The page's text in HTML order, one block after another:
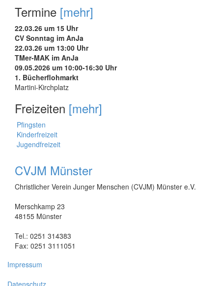
Termine [mehr]
22.03.26 um 15 Uhr
CV Sonntag im AnJa
22.03.26 um 13:00 Uhr
TMer-MAK im AnJa
09.05.2026 um 10:00-16:30 Uhr
1. Bücherflohmarkt
Martini-Kirchplatz
Freizeiten [mehr]
Pfingsten
Kinderfreizeit
Jugendfreizeit
CVJM Münster
Christlicher Verein Junger Menschen (CVJM) Münster e.V.
Merschkamp 23
48155 Münster
Tel.: 0251 314383
Fax: 0251 3111051
Impressum
Datenschutz